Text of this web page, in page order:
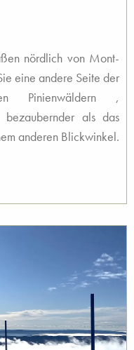
nördlich von Mont-
eine andere Seite der
Pinienwäldern ,
als das
anderen Blickwinkel.